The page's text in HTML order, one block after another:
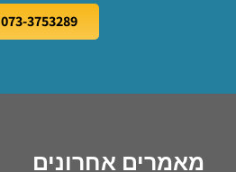
073-3753289
מאמרים אחרונים